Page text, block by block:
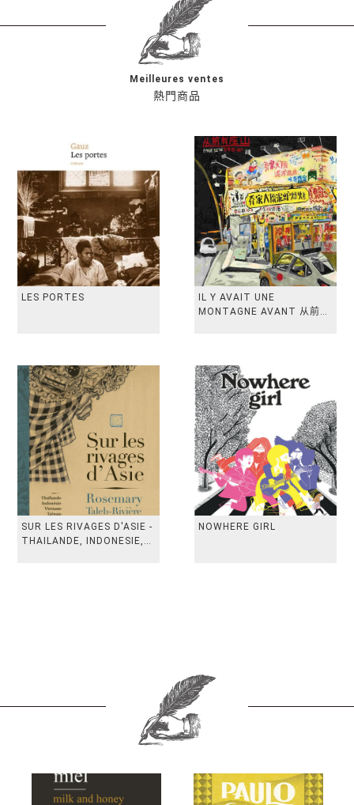
熱門商品
Meilleures ventes
LES PORTES
IL Y AVAIT UNE
MONTAGNE AVANT 从前有
SUR LES RIVAGES D'ASIE -
THAILANDE, INDONESIE,
NOWHERE GIRL